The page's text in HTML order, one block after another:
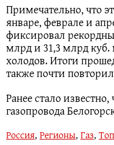
Примечательно, что
январе, феврале и
фиксировал
млрд и 31,3 млрд куб.
холодов. Итоги
также почти
Ранее стало
газопровода
Россия, Регионы, Газ,